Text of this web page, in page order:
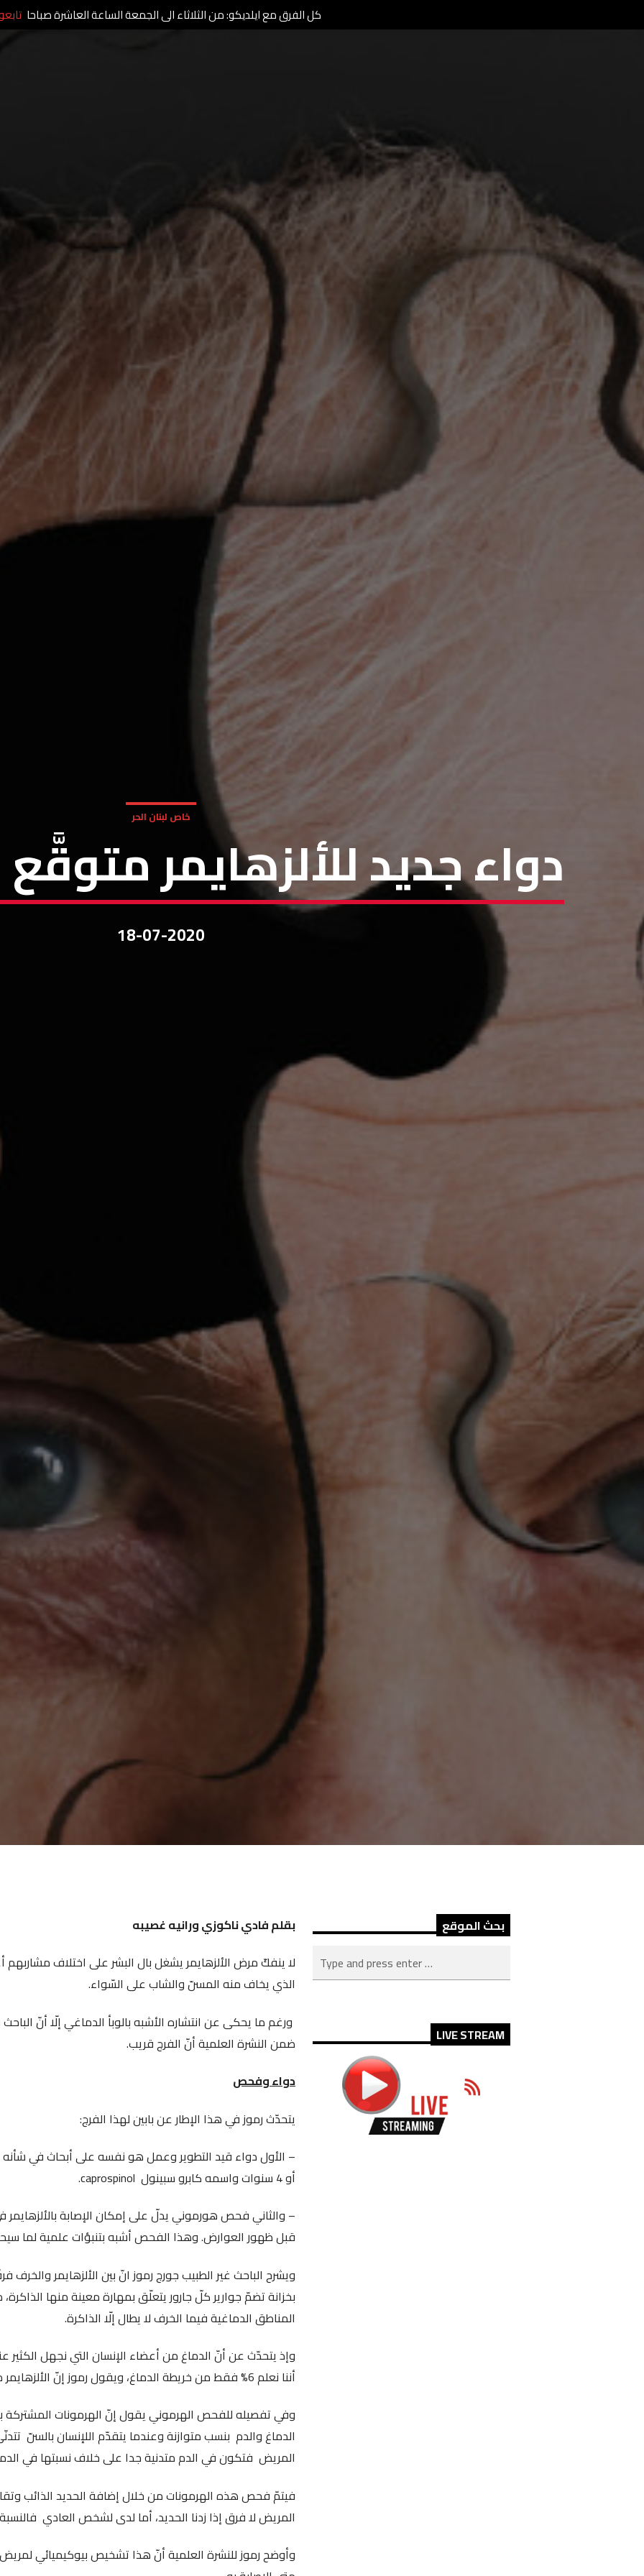
خاص لبنان الحر
دواء جديد للألزهايمر متوقَّع في ٤
18-07-2020
بقلم فادي ناكوزي ورانيه غصيبه
لا ينفكّ مرض الألزهايمر يشغل بال البشر على اختلاف
الذي يخاف منه المسنّ والشاب على السّواء.
ورغم ما يحكى عن انتشاره الأشبه بالوبأ الدماغي إلّا أنّ الباحث
ضمن النشرة العلمية أنّ الفرج قريب.
دواء وفحص
يتحدّث رموز في هذا الإطار عن بابين لهذا الفرج:
أو 4 سنوات واسمه كابرو سبينول caprospinol.
– والثاني فحص هورموني يدلّ على إمكان الإصابة بالألزهايمر
قبل ظهور العوارض. وهذا الفحص أشبه بتنبؤات علمية لما
ويشرح الباحث غير الطبيب جورج رموز انّ بين الألزهايمر
بخزانة تضمّ جوارير كلّ جارور يتعلّق بمهارة معينة منها
المناطق الدماغية فيما الخرف لا يطال إلّا الذاكرة.
وإذ يتحدّث عن أنّ الدماغ من أعضاء الإنسان التي نجهل الكثير
أننا نعلم 6% فقط من خريطة الدماغ، ويقول رموز إنّ الألزهايمر ما زال من الأمراض الصعبة والعاصية على الأبحاث.
الدماغ والدم بنسب متوازنة وعندما يتقدّم اللإنسان بالسنّ
المريض فتكون في الدم متدنية جدا على خلاف نسبتها في
فيتمّ فحص هذه الهرمونات من خلال إضافة الحديد الذائب
المريض لا فرق إذا زدنا الحديد، أما لدى لشخص العادي
وأوضح رموز للنشرة العلمية أنّ هذا تشخيص بيوكيميائي
بحث الموقع
LIVE STREAM
كل الفرق مع ايلديكو: من الثلاثاء الى الجمعة الساعة العاشرة صباحا